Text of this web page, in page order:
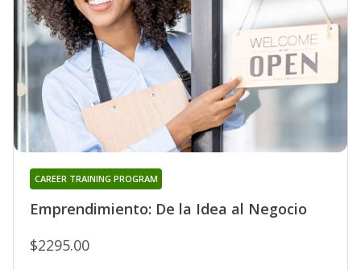
Emprendimiento: De la Idea al Negocio
CAREER TRAINING PROGRAM
$2295.00